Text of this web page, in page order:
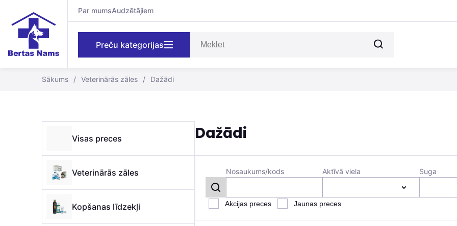
Par mumsAudzētājiem
Preču kategorijas
Sākums / Veterinārās zāles / Dažādi
Visas preces
Veterinārās zāles
Kopšanas līdzekļi
Dažādi
Nosaukums/kods Aktīvā viela Suga
Akcijas preces Jaunas preces